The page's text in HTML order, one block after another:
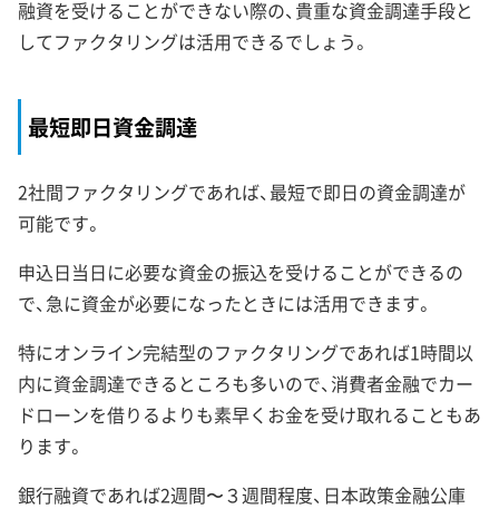
融資を受けることができない際の、貴重な資金調達手段と
してファクタリングは活用できるでしょう。
最短即日資金調達
2社間ファクタリングであれば、最短で即日の資金調達が
可能です。
申込日当日に必要な資金の振込を受けることができるの
で、急に資金が必要になったときには活用できます。
特にオンライン完結型のファクタリングであれば1時間以
内に資金調達できるところも多いので、消費者金融でカー
ドローンを借りるよりも素早くお金を受け取れることもあ
ります。
銀行融資であれば2週間〜３週間程度、日本政策金融公庫